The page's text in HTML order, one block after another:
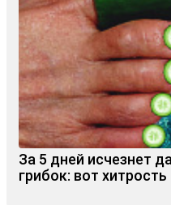
За 5 дней исчезнет
грибок: вот хитрость